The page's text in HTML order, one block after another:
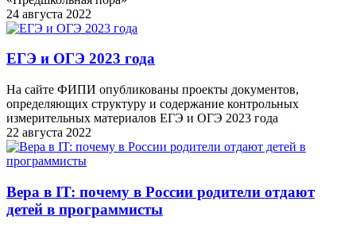
24 августа 2022
ЕГЭ и ОГЭ 2023 года
На сайте ФИПИ опубликованы проекты документов,
определяющих структуру и содержание контрольных
измерительных материалов ЕГЭ и ОГЭ 2023 года
22 августа 2022
Вера в IT: почему в России родители отдают
детей в программисты